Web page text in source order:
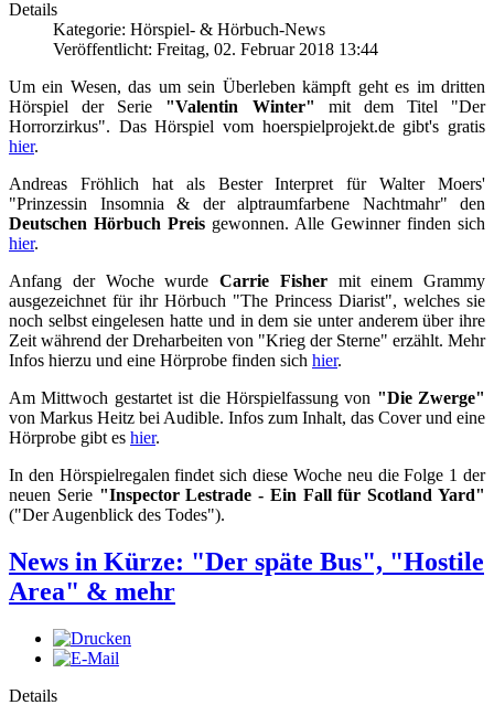
Details
Kategorie: Hörspiel- & Hörbuch-News
Veröffentlicht: Freitag, 02. Februar 2018 13:44
Um ein Wesen, das um sein Überleben kämpft geht es im dritten
Hörspiel der Serie "Valentin Winter" mit dem Titel "Der
Horrorzirkus". Das Hörspiel vom hoerspielprojekt.de gibt's gratis
hier.
Andreas Fröhlich hat als Bester Interpret für Walter Moers'
"Prinzessin Insomnia & der alptraumfarbene Nachtmahr" den
Deutschen Hörbuch Preis gewonnen. Alle Gewinner finden sich
hier.
Anfang der Woche wurde Carrie Fishermit einem Grammy
ausgezeichnet für ihr Hörbuch "The Princess Diarist", welches sie
noch selbst eingelesen hatte und in dem sie unter anderem über ihre
Zeit während der Dreharbeiten von "Krieg der Sterne" erzählt. Mehr
Infos hierzu und eine Hörprobe finden sich hier.
Am Mittwoch gestartet ist die Hörspielfassung von "Die Zwerge"
von Markus Heitz bei Audible. Infos zum Inhalt, das Cover und eine
Hörprobe gibt es hier.
In den Hörspielregalen findet sich diese Woche neu die Folge 1 der
neuen Serie "Inspector Lestrade - Ein Fall für Scotland Yard"
("Der Augenblick des Todes").
News in Kürze: "Der späte Bus", "Hostile
Area" & mehr
Details